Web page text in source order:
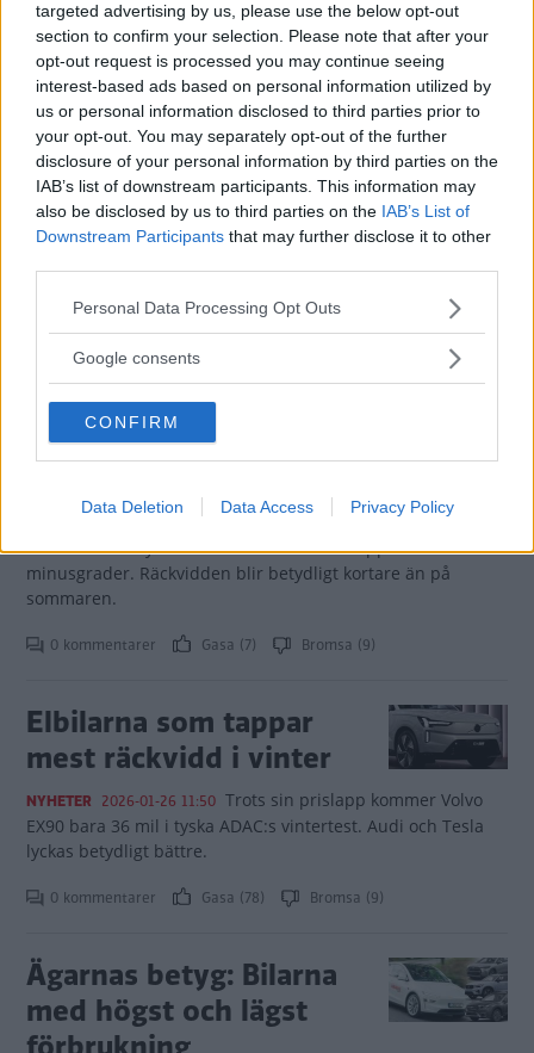
targeted advertising by us, please use the below opt-out
section to confirm your selection. Please note that after your
opt-out request is processed you may continue seeing
interest-based ads based on personal information utilized by
us or personal information disclosed to third parties prior to
your opt-out. You may separately opt-out of the further
disclosure of your personal information by third parties on the
IAB’s list of downstream participants. This information may
also be disclosed by us to third parties on the IAB’s List of
Downstream Participants that may further disclose it to other
Please note that this website/app uses one or more Google
not limited to your visit or usage behaviour. You may click to
use your data for below specified purposes in below Google
consent section.
Personal Data Processing Opt Outs
Google consents
CONFIRM
Data Deletion Data Access Privacy Policy
0 kommentarer Gasa (9) Bromsa (4)
Volvos knep ger
snabbare laddning på
vintern
NYHETER 2026-01-30 14:07
En smart algoritm och ny
0 kommentarer Gasa (17) Bromsa (5)
Räckviddstest 2026: Så
klarar elbilarna
2026-01-29 10:12
Det blev tufft för många elbilar i
norska NAF:s nya vintertest som kördes i upp till 30
minusgrader. Räckvidden blir betydligt kortare än på
sommaren.
0 kommentarer Gasa (7) Bromsa (9)
Elbilarna som tappar
mest räckvidd i vinter
NYHETER 2026-01-26 11:50 Trots sin prislapp kommer Volvo
EX90 bara 36 mil i tyska ADAC:s vintertest. Audi och Tesla
lyckas betydligt bättre.
0 kommentarer Gasa (78) Bromsa (9)
Ägarnas betyg: Bilarna
med högst och lägst